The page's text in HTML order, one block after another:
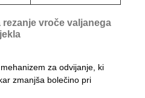
vroče valjanega
jekla
za odvijanje, ki
zmanjša bolečino pri